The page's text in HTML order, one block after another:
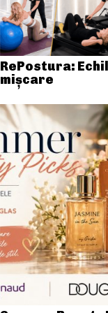
RePostura:
mișcare